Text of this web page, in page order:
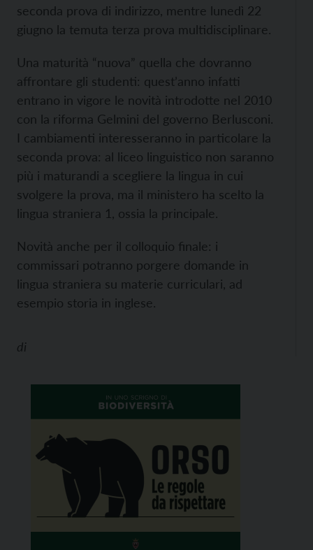
seconda prova di indirizzo, mentre lunedì 22
giugno la temuta terza prova multidisciplinare.
Una maturità “nuova” quella che dovranno
affrontare gli studenti: quest’anno infatti
entrano in vigore le novità introdotte nel 2010
con la riforma Gelmini del governo Berlusconi.
I cambiamenti interesseranno in particolare la
seconda prova: al liceo linguistico non saranno
più i maturandi a scegliere la lingua in cui
svolgere la prova, ma il ministero ha scelto la
lingua straniera 1, ossia la principale.
Novità anche per il colloquio finale: i
commissari potranno porgere domande in
lingua straniera su materie curriculari, ad
esempio storia in inglese.
di